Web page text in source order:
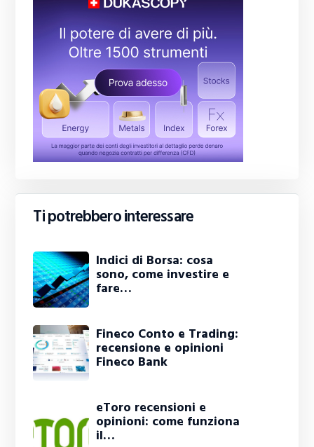
Ti potrebbero interessare
Indici di Borsa: cosa
sono, come investire e
fare…
Fineco Conto e Trading:
recensione e opinioni
Fineco Bank
eToro recensioni e
opinioni: come funziona
il…